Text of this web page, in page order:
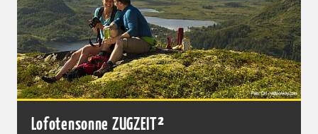
Lofotensonne ZUGZEIT²